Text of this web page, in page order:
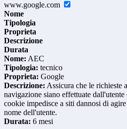
www.google.com
Nome
Tipologia
Proprieta
Descrizione
Durata
Nome: AEC
Tipologia: tecnico
Proprieta: Google
Descrizione: Assicura che le richieste
navigazione siano effettuate
cookie impedisce a siti dannosi di
nome dell'utente.
Durata: 6 mesi